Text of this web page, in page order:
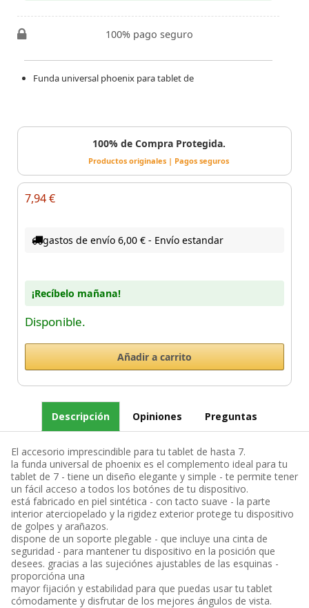
100% pago seguro
Funda universal phoenix para tablet de
100% de Compra Protegida.
Productos originales | Pagos seguros
7,94 €
gastos de envío 6,00 € - Envío estandar
¡Recíbelo mañana!
Disponible.
Descripción Opiniones Preguntas
El accesorio imprescindible para tu tablet de hasta 7.
la funda universal de phoenix es el complemento ideal para tu
tablet de 7 - tiene un diseño elegante y simple - te permite tener
un fácil acceso a todos los botónes de tu dispositivo.
está fabricado en piel sintética - con tacto suave - la parte
interior aterciopelado y la rigidez exterior protege tu dispositivo
de golpes y arañazos.
dispone de un soporte plegable - que incluye una cinta de
seguridad - para mantener tu dispositivo en la posición que
desees. gracias a las sujeciónes ajustables de las esquinas -
proporcióna una
mayor fijación y estabilidad para que puedas usar tu tablet
cómodamente y disfrutar de los mejores ángulos de vista.